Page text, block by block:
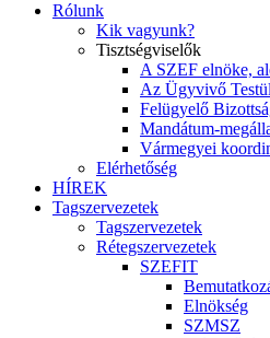
Rólunk
Kik vagyunk?
Tisztségviselők
A SZEF elnöke,
Az Ügyvivő
Felügyelő
Mandátum-
Vármegyei
Elérhetőség
HÍREK
Tagszervezetek
Tagszervezetek
Rétegszervezetek
SZEFIT
Elnökség
SZMSZ